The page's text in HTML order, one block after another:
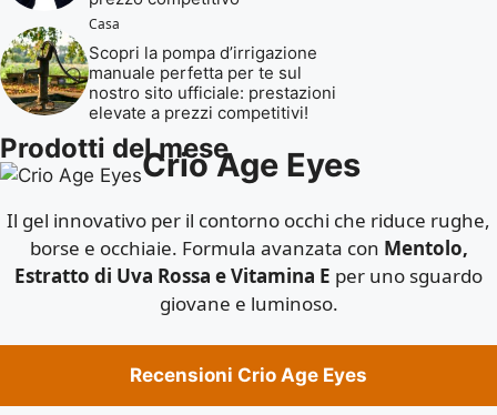
Casa
Scopri la pompa d’irrigazione
manuale perfetta per te sul
nostro sito ufficiale: prestazioni
elevate a prezzi competitivi!
Prodotti del meseCrio Age Eyes
Il gel innovativo per il contorno occhi che riduce rughe,
borse e occhiaie. Formula avanzata con Mentolo,
Estratto di Uva Rossa e Vitamina E per uno sguardo
giovane e luminoso.
Recensioni Crio Age Eyes